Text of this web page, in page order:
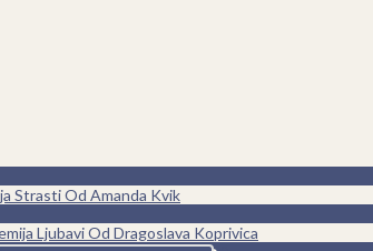
Strasti Od Amanda Kvik
Ljubavi Od Dragoslava Koprivica